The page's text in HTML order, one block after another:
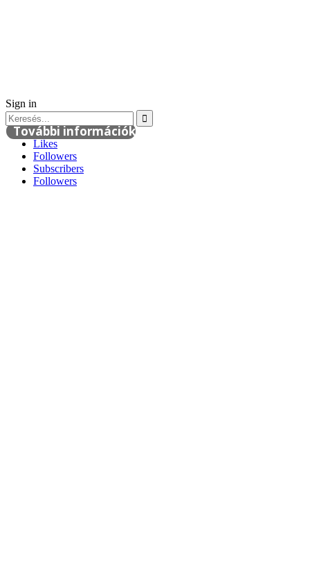
További információk
Sign in
Likes
Followers
Subscribers
Followers